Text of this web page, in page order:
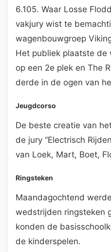
6.105. Waar Losse
vakjury wist te
wagenbouwgroep
Het publiek plaatste de
op een 2e plek en The
derde in de ogen van
Jeugdcorso
De beste creatie van
de jury “Electrisch
van Loek, Mart, Boet,
Ringsteken
Maandagochtend
wedstrijden ringsteken
konden de
de kinderspelen.